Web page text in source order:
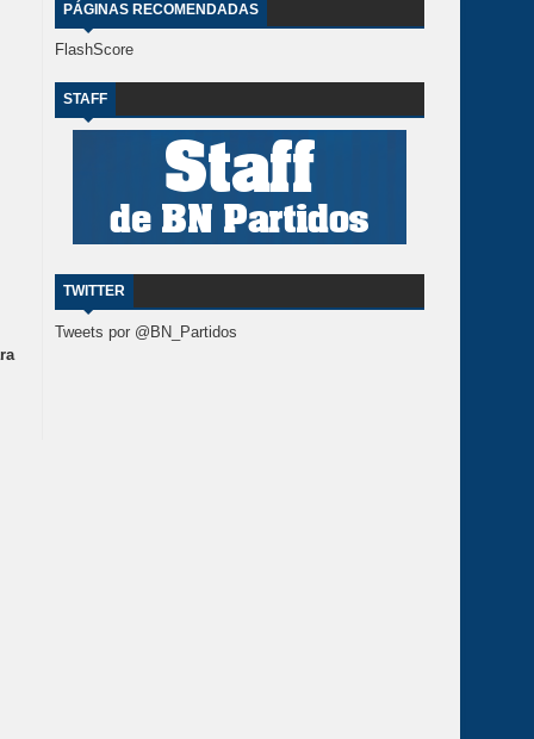
PÁGINAS RECOMENDADAS
FlashScore
STAFF
TWITTER
Tweets por @BN_Partidos